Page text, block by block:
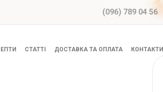
(096) 789 04 56
СТАТТІ ДОСТАВКА ТА ОПЛАТА КОНТАКТИ